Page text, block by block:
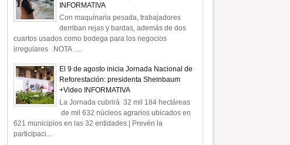
INFORMATIVA
Con maquinaria pesada, trabajadores
derriban rejas y bardas, además de dos
cuartos usados como bodega para los negocios
irregulares NOTA ...
El 9 de agosto inicia Jornada Nacional de
Reforestación: presidenta Sheinbaum
+Video INFORMATIVA
La Jornada cubrirá 32 mil 184 hectáreas
de mil 632 núcleos agrarios ubicados en
621 municipios en las 32 entidades | Prevén la
participaci...